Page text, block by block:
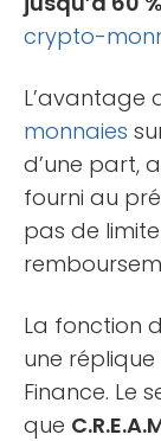
crypto-
L’avantage
monnaies
d’une part,
fourni au
pas de
La fonction
une
Finance. Le
que